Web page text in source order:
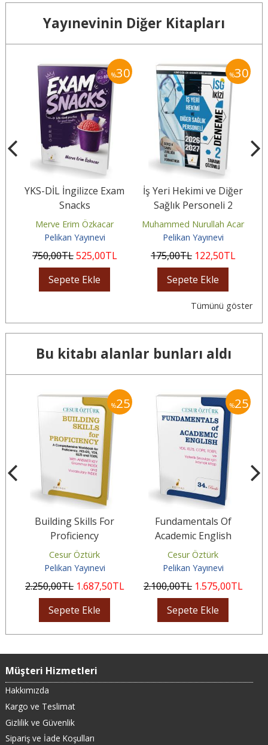
Yayınevinin Diğer Kitapları
%30
YKS-DİL İngilizce Exam
Snacks
Merve Erim Özkacar
Pelikan Yayınevi
750,00TL525,00TL
Sepete Ekle
%30
İş Yeri Hekimi ve Diğer
Sağlık Personeli 2
Özgün Deneme Sınavı
Muhammed Nurullah Acar
Pelikan Yayınevi
175,00TL 122,50TL
Sepete Ekle
Tümünü göster
Bu kitabı alanlar bunları aldı
%25
Building Skills For
Proficiency
Cesur Öztürk
Pelikan Yayınevi
2.250,00TL 1.687,50TL
Sepete Ekle
%25
Fundamentals Of
Academic English
Cesur Öztürk
Pelikan Yayınevi
2.100,00TL 1.575,00TL
Sepete Ekle
Müşteri Hizmetleri
Hakkımızda
Kargo ve Teslimat
Gizlilik ve Güvenlik
Sipariş ve İade Koşulları